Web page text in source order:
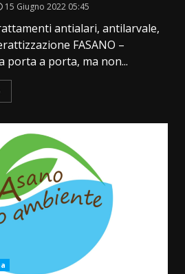
15 Giugno 2022 05:45
antialari, antilarvale,
FASANO –
porta a porta, ma non...